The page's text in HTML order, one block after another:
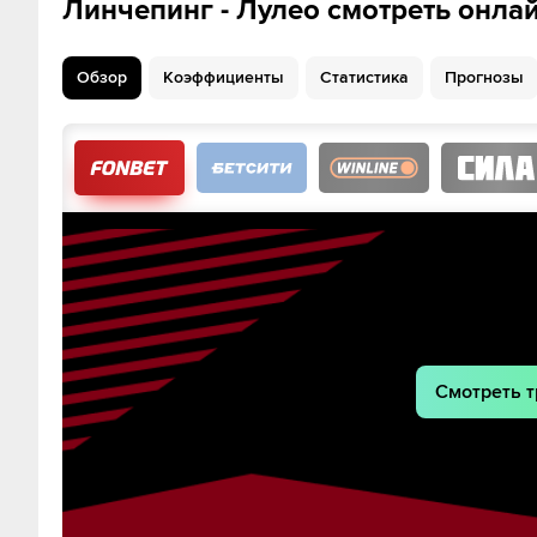
20:32
Loke Krantz
35:49
Шайба!
Якуб Врана
Оскар Фантенберг
Линчепинг - Лулео смотреть
Обзор Коэффициенты Статистика Прогнозы
Смотреть